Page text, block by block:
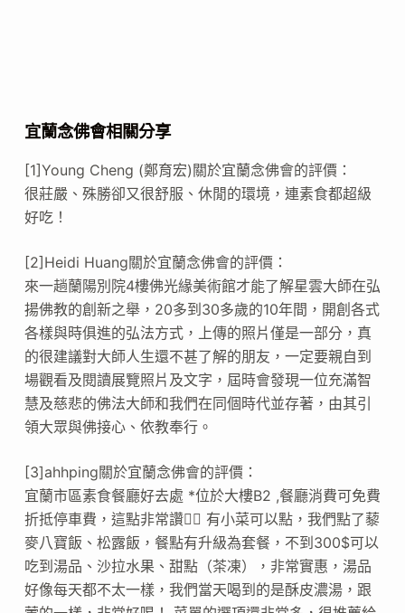
宜蘭念佛會相關分享
[1]Young Cheng (鄭育宏)關於宜蘭念佛會的評價：
很莊嚴、殊勝卻又很舒服、休閒的環境，連素食都超級
好吃！
[2]Heidi Huang關於宜蘭念佛會的評價：
來一趟蘭陽別院4樓佛光緣美術館才能了解星雲大師在弘
揚佛教的創新之舉，20多到30多歲的10年間，開創各式
各樣與時俱進的弘法方式，上傳的照片僅是一部分，真
的很建議對大師人生還不甚了解的朋友，一定要親自到
場觀看及閱讀展覽照片及文字，屆時會發現一位充滿智
慧及慈悲的佛法大師和我們在同個時代並存著，由其引
領大眾與佛接心、依教奉行。
[3]ahhping關於宜蘭念佛會的評價：
宜蘭市區素食餐廳好去處 *位於大樓B2 ,餐廳消費可免費
折抵停車費，這點非常讚👍🏻 有小菜可以點，我們點了藜
麥八寶飯、松露飯，餐點有升級為套餐，不到300$可以
吃到湯品、沙拉水果、甜點（茶凍），非常實惠，湯品
好像每天都不太一樣，我們當天喝到的是酥皮濃湯，跟